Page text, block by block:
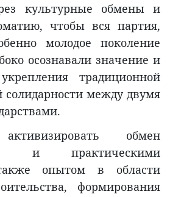
культурные обмены и
чтобы вся партия,
молодое поколение
осознавали значение и
традиционной
солидарности между двумя
обмен
и практическими
опытом в области
формирования